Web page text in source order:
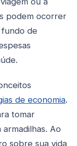
podem ocorrer
de
de economia.
tomar
Ao
sobre sua vida